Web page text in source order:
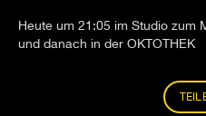
Heute um 21:05 im Studio zum
und danach in der OKTOTHEK